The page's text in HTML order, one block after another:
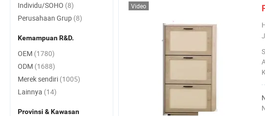
Video
Individu/SOHO (8)
Perusahaan Grup (8)
Kemampuan R&D.
OEM (1780)
ODM (1688)
Merek sendiri (1005)
Lainnya (14)
Provinsi & Kawasan